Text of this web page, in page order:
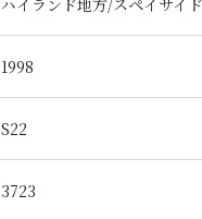
ハイランド地方/スペイサイド
1998
S22
3723